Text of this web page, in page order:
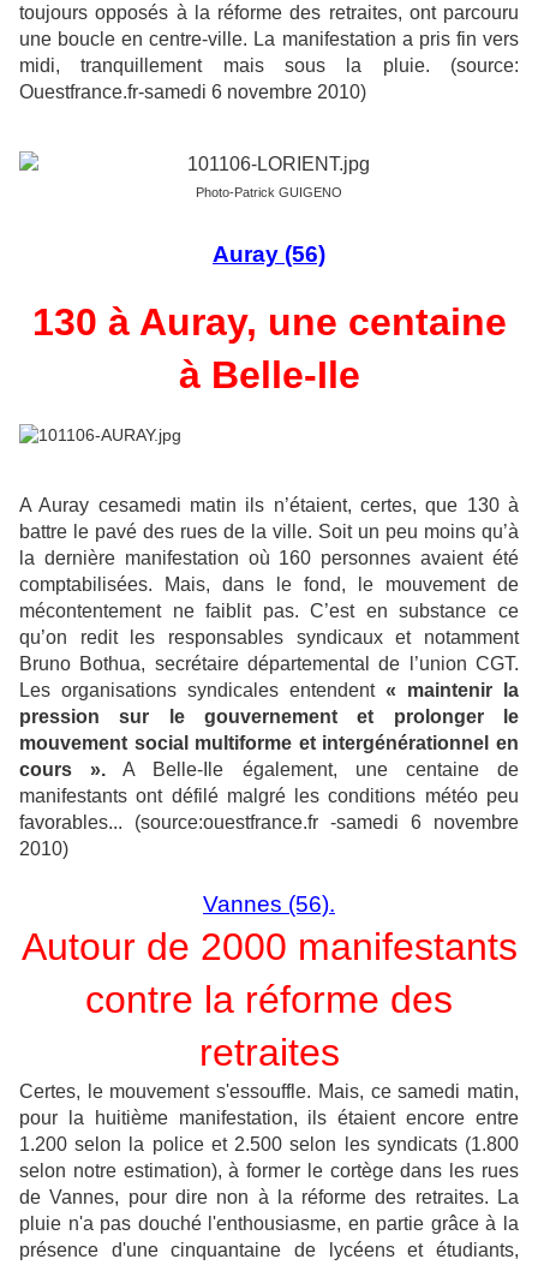
toujours opposés à la réforme des retraites, ont parcouru
une boucle en centre-ville. La manifestation a pris fin vers
midi, tranquillement mais sous la pluie. (source:
Ouestfrance.fr-samedi 6 novembre 2010)
Photo-Patrick GUIGENO
Auray (56)
130 à Auray, une centaine
à Belle-Ile
A Auray cesamedi matin ils n’étaient, certes, que 130 à
battre le pavé des rues de la ville. Soit un peu moins qu’à
la dernière manifestation où 160 personnes avaient été
comptabilisées. Mais, dans le fond, le mouvement de
mécontentement ne faiblit pas. C’est en substance ce
qu’on redit les responsables syndicaux et notamment
Bruno Bothua, secrétaire départemental de l’union CGT.
Les organisations syndicales entendent « maintenir la
pression sur le gouvernement et prolonger le
mouvement social multiforme et intergénérationnel en
cours ». A Belle-Ile également, une centaine de
manifestants ont défilé malgré les conditions météo peu
favorables... (source:ouestfrance.fr -samedi 6 novembre
2010)
Vannes (56).
Autour de 2000 manifestants
contre la réforme des
retraites
Certes, le mouvement s'essouffle. Mais, ce samedi matin,
pour la huitième manifestation, ils étaient encore entre
1.200 selon la police et 2.500 selon les syndicats (1.800
selon notre estimation), à former le cortège dans les rues
de Vannes, pour dire non à la réforme des retraites. La
pluie n'a pas douché l'enthousiasme, en partie grâce à la
présence d'une cinquantaine de lycéens et étudiants,